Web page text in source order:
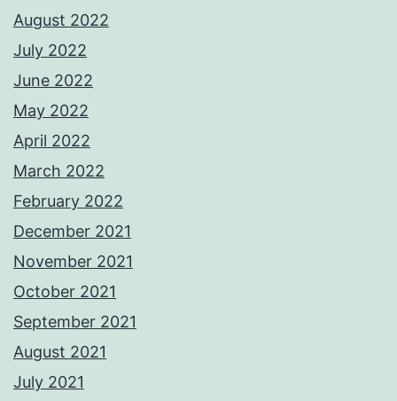
August 2022
July 2022
June 2022
May 2022
April 2022
March 2022
February 2022
December 2021
November 2021
October 2021
September 2021
August 2021
July 2021